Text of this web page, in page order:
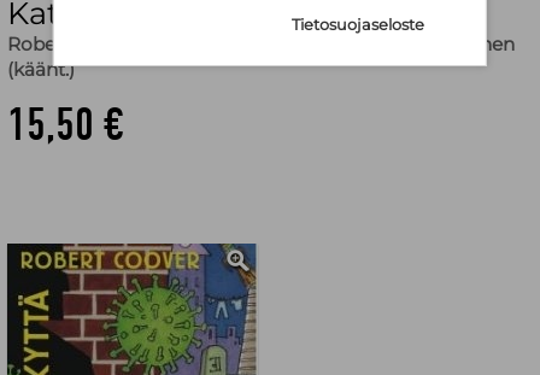
Katukyttä
Robert Coover
Heikki Karjalainen
(käänt.)
15,50 €
Tietosuojaseloste